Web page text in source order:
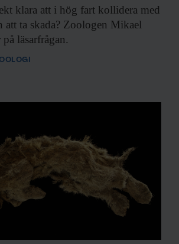
klara att i hög fart kollidera med
att ta skada? Zoologen Mikael
läsarfrågan.